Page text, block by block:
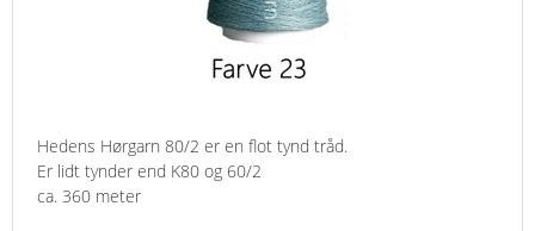
Hedens Hørgarn 80/2 er en flot tynd tråd.
Er lidt tynder end K80 og 60/2
ca. 360 meter